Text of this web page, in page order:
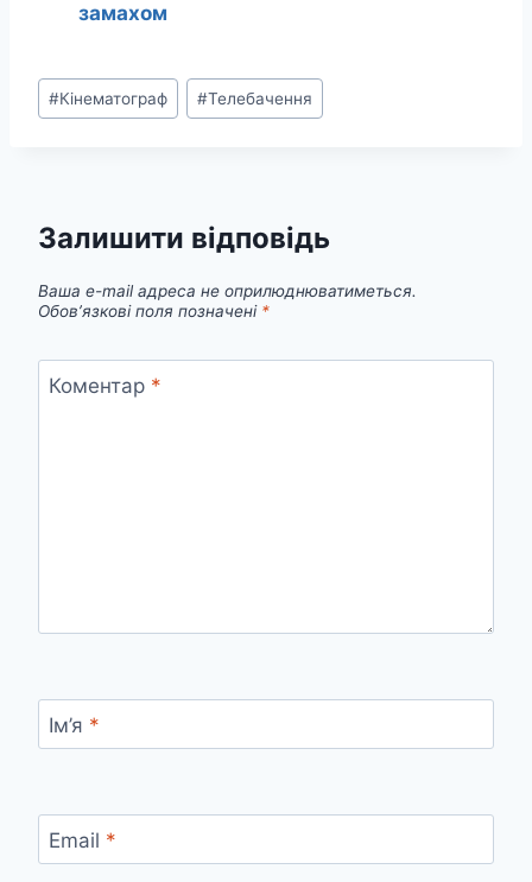
замахом
Позначки
запису:
#Кінематограф #Телебачення
Залишити відповідь
Ваша e-mail адреса не оприлюднюватиметься.
Обов’язкові поля позначені *
Коментар *
Ім’я *
Email *